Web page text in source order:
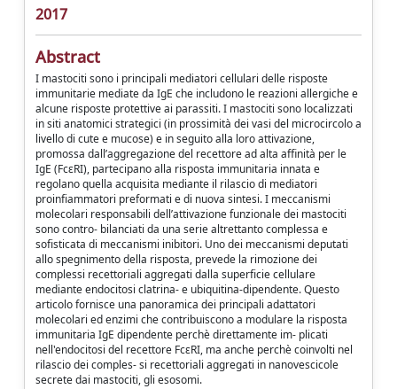
2017
Abstract
I mastociti sono i principali mediatori cellulari delle risposte
immunitarie mediate da IgE che includono le reazioni allergiche e
alcune risposte protettive ai parassiti. I mastociti sono localizzati
in siti anatomici strategici (in prossimità dei vasi del microcircolo a
livello di cute e mucose) e in seguito alla loro attivazione,
promossa dall’aggregazione del recettore ad alta affinità per le
IgE (FcεRI), partecipano alla risposta immunitaria innata e
regolano quella acquisita mediante il rilascio di mediatori
proinfiammatori preformati e di nuova sintesi. I meccanismi
molecolari responsabili dell’attivazione funzionale dei mastociti
sono contro- bilanciati da una serie altrettanto complessa e
sofisticata di meccanismi inibitori. Uno dei meccanismi deputati
allo spegnimento della risposta, prevede la rimozione dei
complessi recettoriali aggregati dalla superficie cellulare
mediante endocitosi clatrina- e ubiquitina-dipendente. Questo
articolo fornisce una panoramica dei principali adattatori
molecolari ed enzimi che contribuiscono a modulare la risposta
immunitaria IgE dipendente perchè direttamente im- plicati
nell'endocitosi del recettore FcεRI, ma anche perchè coinvolti nel
rilascio dei comples- si recettoriali aggregati in nanovescicole
secrete dai mastociti, gli esosomi.